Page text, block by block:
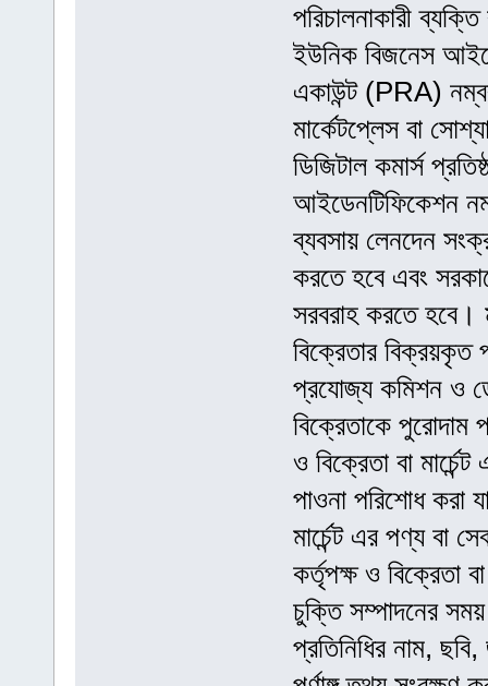
পরিচালনাকারী
ইউনিক বিজনেস
একাউন্ট (PRA)
মার্কেটপ্লেস বা
ডিজিটাল কমার্স
আইডেনটিফিকেশন
ব্যবসায় লেনদেন
করতে হবে এবং
সরবরাহ করতে হবে।
বিক্রেতার বিক্রয়কৃত
প্রযোজ্য কমিশন ও
বিক্রেতাকে পুরোদাম
ও বিক্রেতা বা
পাওনা পরিশোধ করা
মার্চেন্ট এর পণ্য বা
কর্তৃপক্ষ ও বিক্রেতা
চুক্তি সম্পাদনের সময়
প্রতিনিধির নাম,